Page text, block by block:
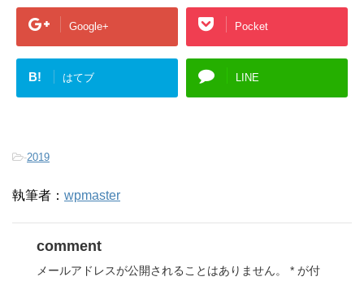
Google+ Pocket
B! はてブ LINE
-2019
執筆者： wpmaster
comment
メールアドレスが公開されることはありません。 * が付